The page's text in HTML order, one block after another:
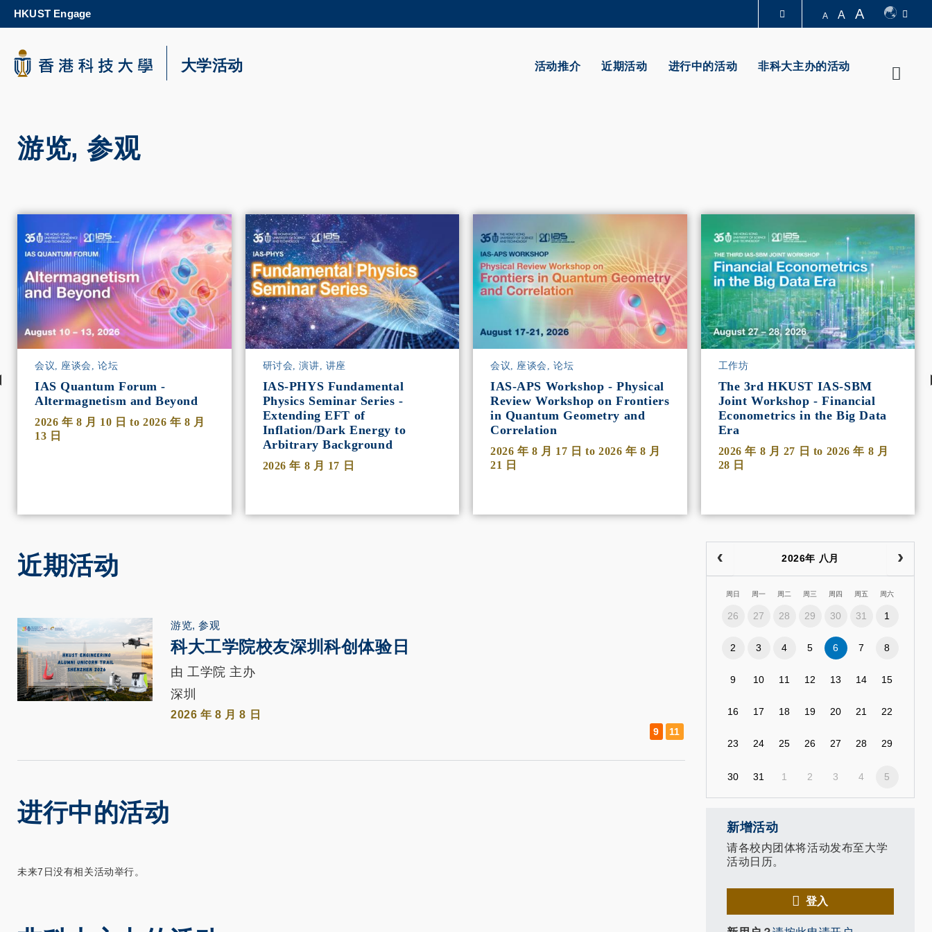
content
更多科大概览
科大新闻 生活@科大 图书馆
HKUST Engage A A A
活动推介 近期活动 进行中的活动 非科大主办的活动
大学活动
游览, 参观
会议, 座谈会, 论坛
IAS Quantum Forum -
Altermagnetism and Beyond
2026 年 8 月 10 日 to2026 年 8 月
13 日
研讨会, 演讲, 讲座
IAS-PHYS Fundamental
Physics Seminar Series -
Extending EFT of
Inflation/Dark Energy to
Arbitrary Background
2026 年 8 月 17 日
会议, 座谈会, 论坛
IAS-APS Workshop - Physical
Review Workshop on Frontiers
in Quantum Geometry and
Correlation
2026 年 8 月 17 日 to2026 年 8 月
21 日
工作坊
The 3rd HKUST IAS-SBM
Joint Workshop - Financial
Econometrics in the Big Data
Era
2026 年 8 月 27 日 to 2026 年 8 月
28 日
近期活动
游览, 参观
科大工学院校友深圳科创体验日
由 工学院 主办
深圳
2026 年 8 月 8 日
进行中的活动
未来7日没有相关活动举行。
2026年 八月
周日 周一 周二 周三 周四 周五 周六
26 27 28 29 30 31 1
2 3 4 5 6 7 8
9 10 11 12 13 14 15
16 17 18 19 20 21 22
23 24 25 26 27 28 29
30 31 1 2 3 4 5
新增活动
请各校内团体将活动发布至大学
活动日历。
登入